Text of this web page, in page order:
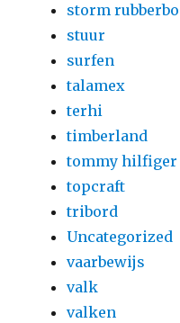
storm
stuur
surfen
talamex
terhi
timberland
tommy hilfiger
topcraft
tribord
Uncategorized
vaarbewijs
valk
valken